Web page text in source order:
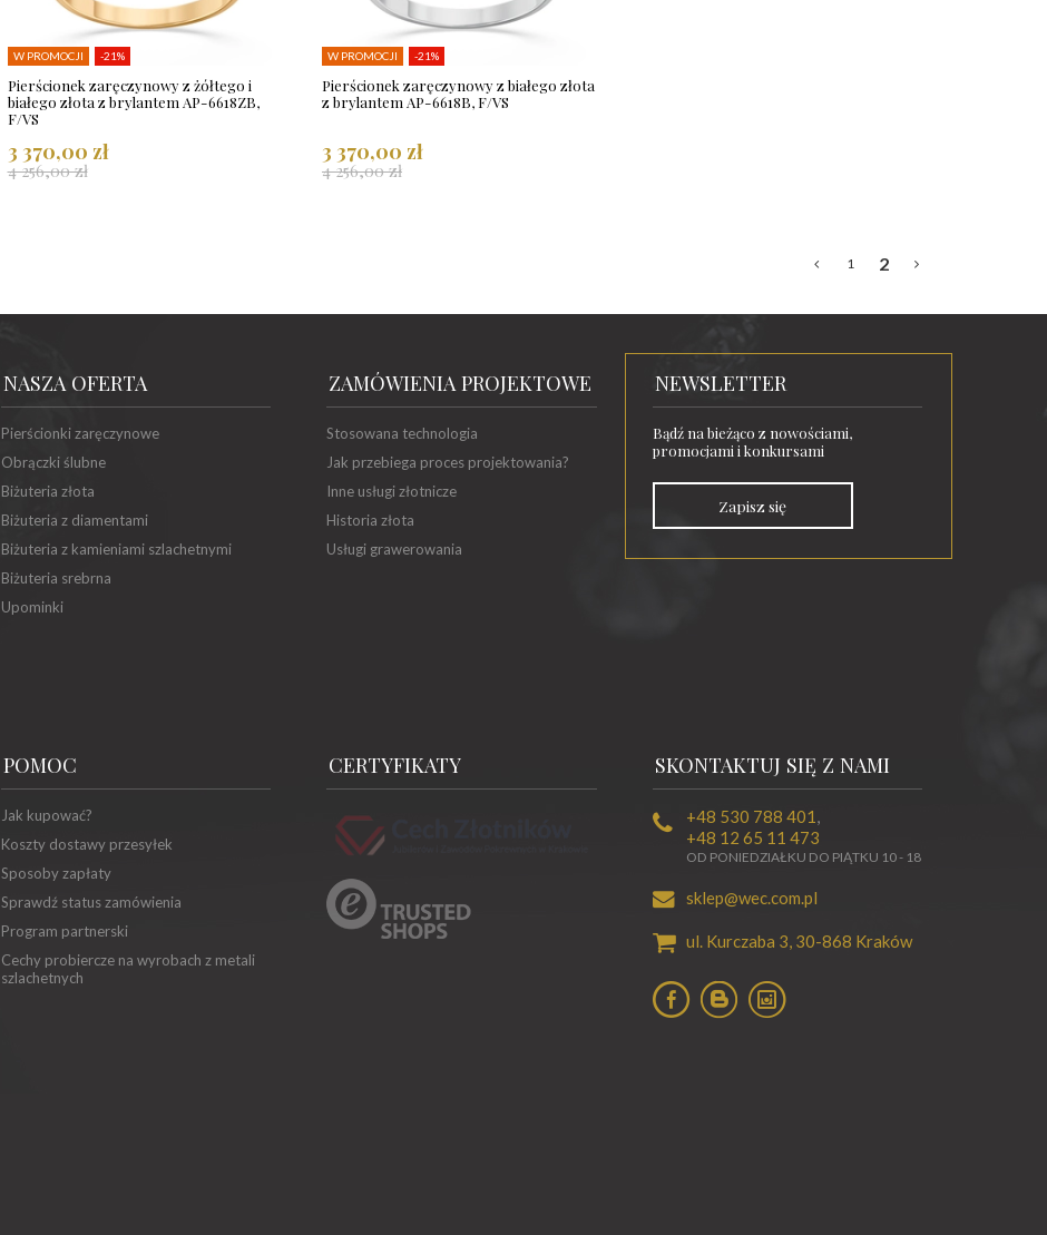
W PROMOCJI -21%
Pierścionek zaręczynowy z żółtego i
białego złota z brylantem AP-6618ZB,
F/VS
3 370,00 zł
4 256,00 zł
W PROMOCJI -21%
Pierścionek zaręczynowy z białego złota
z brylantem AP-6618B, F/VS
3 370,00 zł
4 256,00 zł
1 2
NASZA OFERTA
Pierścionki zaręczynowe
Obrączki ślubne
Biżuteria złota
Biżuteria z diamentami
Biżuteria z kamieniami szlachetnymi
Biżuteria srebrna
Upominki
ZAMÓWIENIA PROJEKTOWE
Stosowana technologia
Jak przebiega proces projektowania?
Inne usługi złotnicze
Historia złota
Usługi grawerowania
NEWSLETTER
Bądź na bieżąco z nowościami,
promocjami i konkursami
Zapisz się
POMOC
Jak kupować?
Koszty dostawy przesyłek
Sposoby zapłaty
Sprawdź status zamówienia
Program partnerski
Cechy probiercze na wyrobach z metali
szlachetnych
CERTYFIKATY SKONTAKTUJ SIĘ Z NAMI
+48 530 788 401 ,
+48 12 65 11 473
OD PONIEDZIAŁKU DO PIĄTKU 10 - 18
sklep@wec.com.pl
ul. Kurczaba 3, 30-868 Kraków